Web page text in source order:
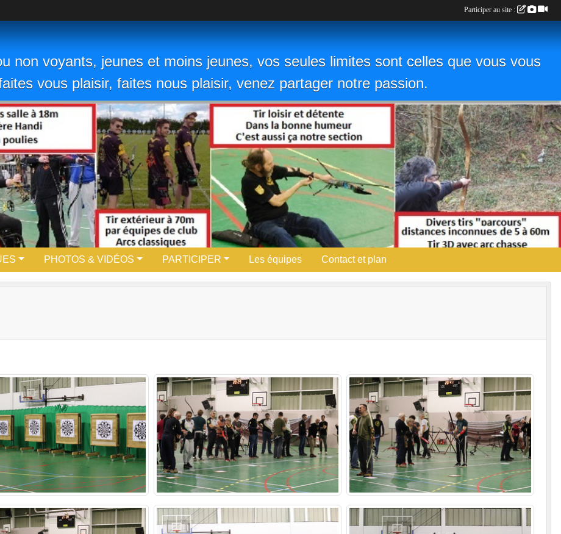
non voyants, jeunes et moins jeunes, vos seules limites sont celles que vous vous
vous plaisir, faites nous plaisir, venez partager notre passion.
PHOTOS & VIDÉOS PARTICIPER Les équipes Contact et plan
Participer au site :